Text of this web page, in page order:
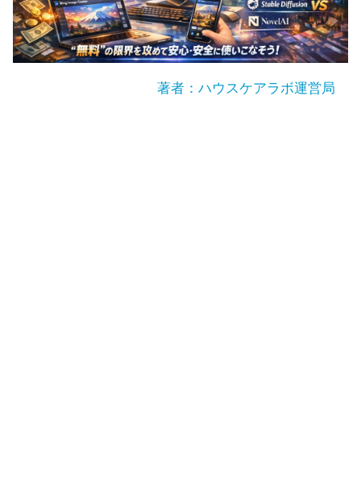
著者：ハウスケアラボ運営局